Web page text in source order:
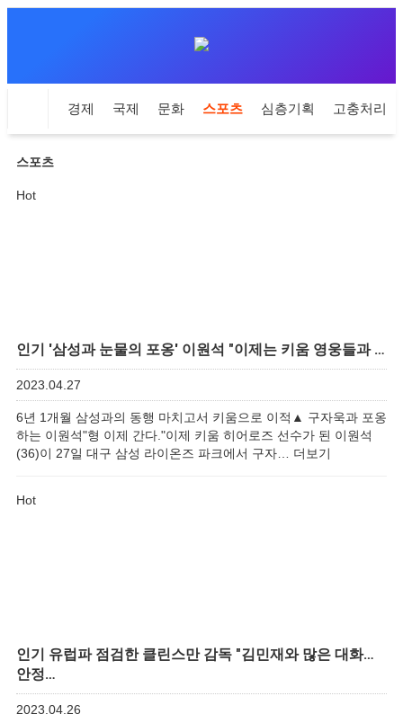
경제 국제 문화 스포츠 심층기획 고충처리인
스포츠
Hot
인기 '삼성과 눈물의 포옹' 이원석 "이제는 키움 영웅들과 …
2023.04.27
6년 1개월 삼성과의 동행 마치고서 키움으로 이적▲ 구자욱과 포옹
하는 이원석"형 이제 간다."이제 키움 히어로즈 선수가 된 이원석
(36)이 27일 대구 삼성 라이온즈 파크에서 구자… 더보기
Hot
인기 유럽파 점검한 클린스만 감독 "김민재와 많은 대화…
안정…
2023.04.26